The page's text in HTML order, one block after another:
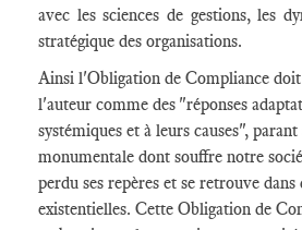
avec les sciences de gestions, les
stratégique des organisations.
Ainsi l'Obligation de Compliance doit
l'auteur comme des "réponses
systémiques et à leurs causes",
monumentale dont souffre notre
perdu ses repères et se retrouve
existentielles. Cette Obligation de